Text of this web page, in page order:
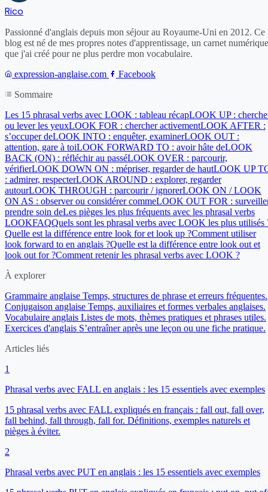
Rico
Passionné d'anglais depuis mon séjour au Royaume-Uni en 2012. Ce
blog est né de mes propres notes d'apprentissage, un carnet numérique
que j'ai créé pour ne plus perdre mon vocabulaire.
expression-anglaise.com
Facebook
Sommaire
Les 15 phrasal verbs avec LOOK : tableau récapLOOK UP :
ou lever les yeuxLOOK FOR : chercher activementLOOK AFTER :
s’occuper deLOOK INTO : enquêter, examinerLOOK OUT :
attention, gare à toiLOOK FORWARD TO : avoir hâte deLOOK
BACK (ON) : réfléchir au passéLOOK OVER : parcourir,
vérifierLOOK DOWN ON : mépriser, regarder de hautLOOK UP
: admirer, respecterLOOK AROUND : explorer, regarder
autourLOOK THROUGH : parcourir / ignorerLOOK ON / LOOK
ON AS : observer ou considérer commeLOOK OUT FOR :
prendre soin deLes pièges les plus fréquents avec les phrasal verbs
LOOKFAQQuels sont les phrasal verbs avec LOOK les plus utilisés
Quelle est la différence entre look for et look up ?Comment utiliser
look forward to en anglais ?Quelle est la différence entre look out et
look out for ?Comment retenir les phrasal verbs avec LOOK ?
À explorer
Grammaire anglaise Temps, structures de phrase et erreurs fréquentes.
Conjugaison anglaise Temps, auxiliaires et formes verbales anglaises.
Vocabulaire anglais Listes de mots, thèmes pratiques et phrases utiles.
Exercices d'anglais S’entraîner après une leçon ou une fiche pratique.
Articles liés
1
Phrasal verbs avec FALL en anglais : les 15 essentiels avec exemples
15 phrasal verbs avec FALL expliqués en français : fall out, fall over,
fall behind, fall through, fall for. Définitions, exemples naturels et
pièges à éviter.
2
Phrasal verbs avec PUT en anglais : les 15 essentiels avec exemples